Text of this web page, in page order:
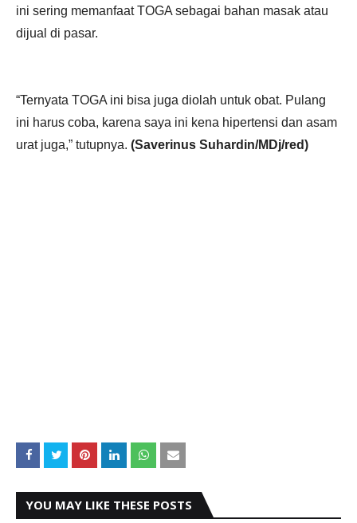
ini sering memanfaat TOGA sebagai bahan masak atau
dijual di pasar.
“Ternyata TOGA ini bisa juga diolah untuk obat. Pulang
ini harus coba, karena saya ini kena hipertensi dan asam
urat juga,” tutupnya. (Saverinus Suhardin/MDj/red)
YOU MAY LIKE THESE POSTS